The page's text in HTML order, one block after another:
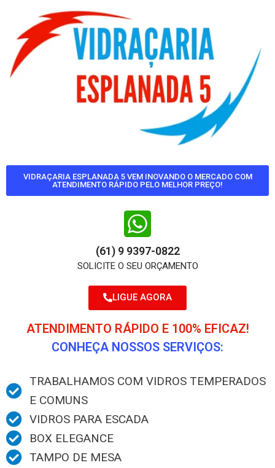
VIDRAÇARIA ESPLANADA 5 VEM INOVANDO O MERCADO COM
ATENDIMENTO RÁPIDO PELO MELHOR PREÇO!
(61) 9 9397-0822
SOLICITE O SEU ORÇAMENTO
LIGUE AGORA
ATENDIMENTO RÁPIDO E 100% EFICAZ!
CONHEÇA NOSSOS SERVIÇOS:
TRABALHAMOS COM VIDROS TEMPERADOS
E COMUNS
VIDROS PARA ESCADA
BOX ELEGANCE
TAMPO DE MESA